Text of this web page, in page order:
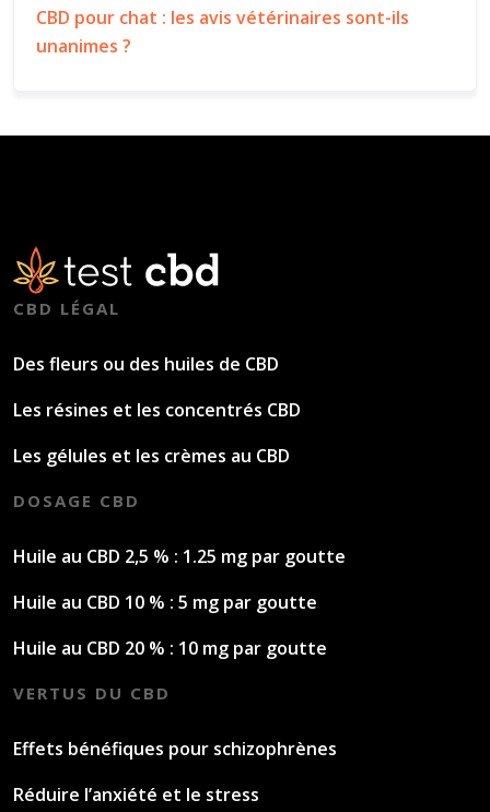
CBD pour chat : les avis vétérinaires sont-ils
unanimes ?
CBD LÉGAL
Des fleurs ou des huiles de CBD
Les résines et les concentrés CBD
Les gélules et les crèmes au CBD
DOSAGE CBD
Huile au CBD 2,5 % : 1.25 mg par goutte
Huile au CBD 10 % : 5 mg par goutte
Huile au CBD 20 % : 10 mg par goutte
VERTUS DU CBD
Effets bénéfiques pour schizophrènes
Réduire l’anxiété et le stress